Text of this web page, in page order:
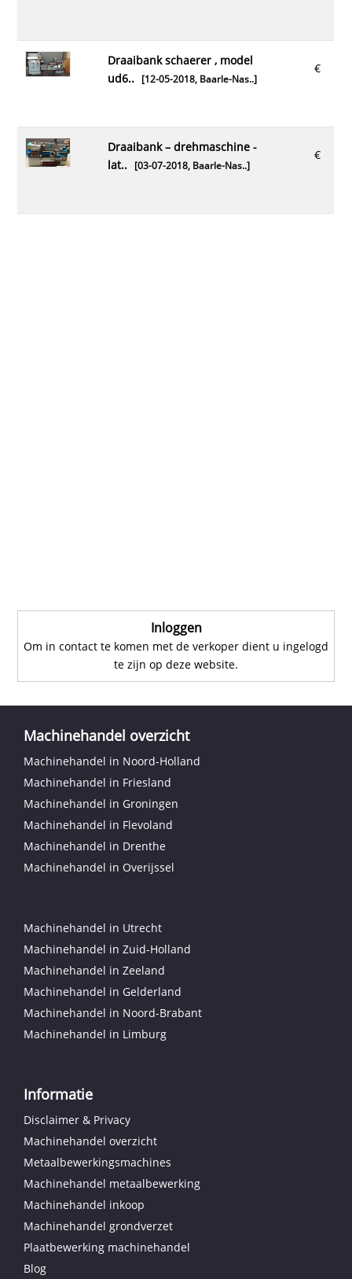
€
draaibank schaerer , model
ud6..[12-05-2018, Baarle-Nas..]
€
draaibank – drehmaschine -
lat..[03-07-2018, Baarle-Nas..]
Inloggen
Om in contact te komen met de verkoper dient u ingelogd
te zijn op deze website.
Machinehandel overzicht
Machinehandel in Noord-Holland
Machinehandel in Friesland
Machinehandel in Groningen
Machinehandel in Flevoland
Machinehandel in Drenthe
Machinehandel in Overijssel
Machinehandel in Utrecht
Machinehandel in Zuid-Holland
Machinehandel in Zeeland
Machinehandel in Gelderland
Machinehandel in Noord-Brabant
Machinehandel in Limburg
Informatie
Disclaimer & Privacy
Machinehandel overzicht
Metaalbewerkingsmachines
Machinehandel metaalbewerking
Machinehandel inkoop
Machinehandel grondverzet
Plaatbewerking machinehandel
Blog